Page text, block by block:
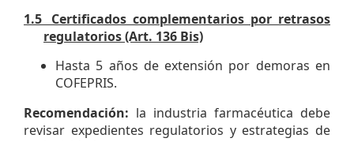
1.5 Certificados complementarios por retrasos
regulatorios (Art. 136 Bis)
Hasta 5 años de extensión por demoras en
COFEPRIS.
Recomendación: la industria farmacéutica debe
revisar expedientes regulatorios y estrategias de